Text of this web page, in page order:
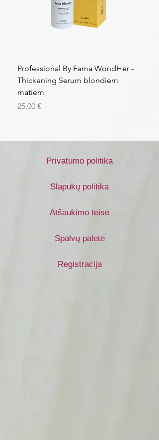
Professional By Fama WondHer -
Thickening Serum blondiem
matiem
Kaina
25,00 €
Kaina
43,56
Privatumo politika
Slapukų politika
Atšaukimo teisė
Spalvų paletė
Registracija